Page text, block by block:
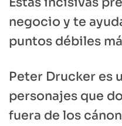
negocio y te
puntos débiles
Peter Drucker es
personajes que
fuera de los